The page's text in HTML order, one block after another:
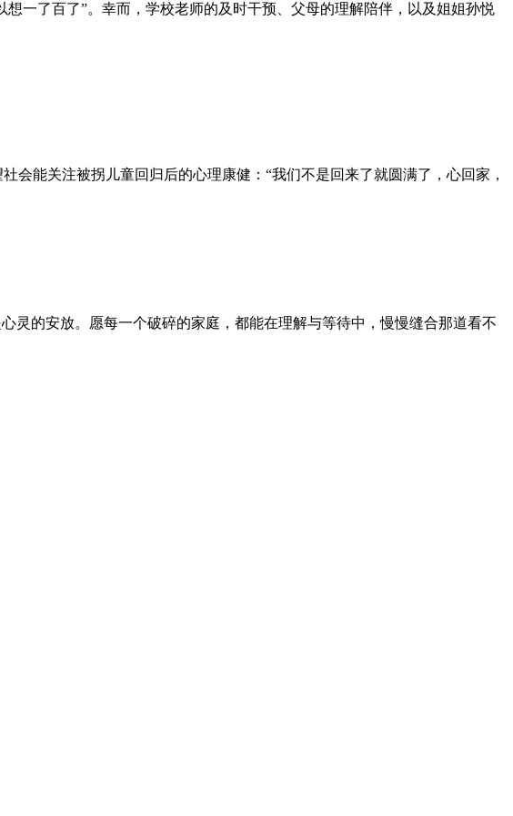
一了百了”。幸而，学校老师的及时干预、父母的理解陪伴，以及姐姐孙悦
能关注被拐儿童回归后的心理康健：“我们不是回来了就圆满了，心回家，
灵的安放。愿每一个破碎的家庭，都能在理解与等待中，慢慢缝合那道看不